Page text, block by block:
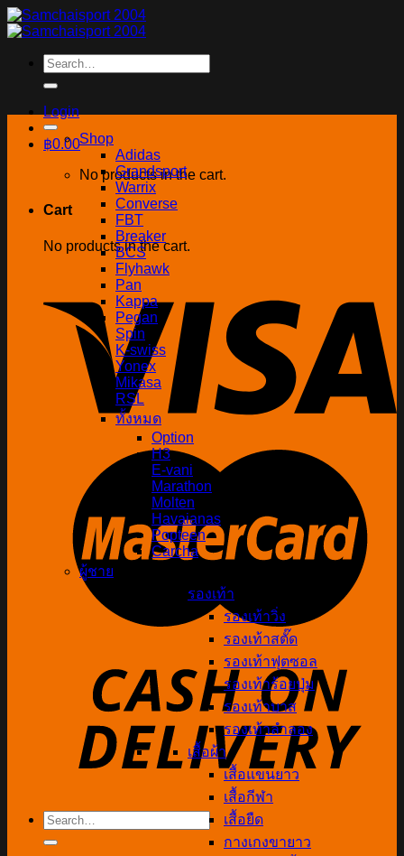
Skip
to
Search
for:
Login
฿0.00
No products in the cart.
Cart
No products in the cart.
Search
for:
Shop
Adidas
Grandsport
Warrix
Converse
FBT
Breaker
BCS
Flyhawk
Pan
Kappa
Pegan
Spin
K-swiss
Yonex
Mikasa
RSL
ทั้งหมด
Option
H3
E-vani
Marathon
Molten
Havaianas
Popteen
Carcha
ผู้ชาย
รองเท้า
รองเท้าวิ่ง
รองเท้าสตั๊ด
รองเท้าฟุตซอล
รองเท้าร้อยปุ่ม
รองเท้าบาส
รองเท้าลำลอง
เสื้อผ้า
เสื้อแขนยาว
เสื้อกีฬา
เสื้อยืด
กางเกงขายาว